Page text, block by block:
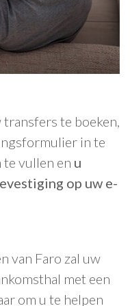
te boeken,
in te
vullen en u
op uw e-
van Faro zal uw
met een
om u te helpen